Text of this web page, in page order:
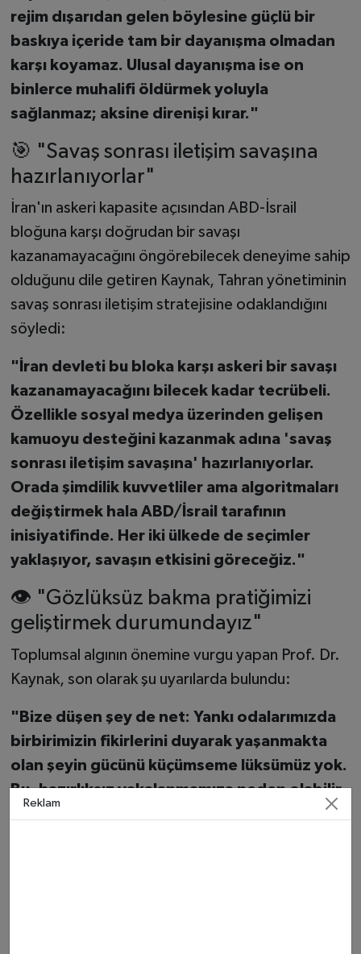
rejim dışarıdan gelen böylesine güçlü bir
baskıya içeride tam bir dayanışma olmadan
karşı koyamaz. Ulusal dayanışma ise on
binlerce muhalifi öldürmek yoluyla
sağlanmaz; aksine direnişi kırar."
🎯 "Savaş sonrası iletişim savaşına
hazırlanıyorlar"
İran'ın askeri kapasite açısından ABD-İsrail
bloğuna karşı doğrudan bir savaşı
kazanamayacağını öngörebilecek deneyime sahip
olduğunu dile getiren Kaynak, Tahran yönetiminin
savaş sonrası iletişim stratejisine odaklandığını
söyledi:
"İran devleti bu bloka karşı askeri bir savaşı
kazanamayacağını bilecek kadar tecrübeli.
Özellikle sosyal medya üzerinden gelişen
kamuoyu desteğini kazanmak adına 'savaş
sonrası iletişim savaşına' hazırlanıyorlar.
Orada şimdilik kuvvetliler ama algoritmaları
değiştirmek hala ABD/İsrail tarafının
inisiyatifinde. Her iki ülkede de seçimler
yaklaşıyor, savaşın etkisini göreceğiz."
👁️ "Gözlüksüz bakma pratiğimizi
geliştirmek durumundayız"
Toplumsal algının önemine vurgu yapan Prof. Dr.
Kaynak, son olarak şu uyarılarda bulundu:
"Bize düşen şey de net: Yankı odalarımızda
birbirimizin fikirlerini duyarak yaşanmakta
olan şeyin gücünü küçümseme lüksümüz yok.
Bu, hazırlıksız yakalanmamıza neden olabilir.
Reklam